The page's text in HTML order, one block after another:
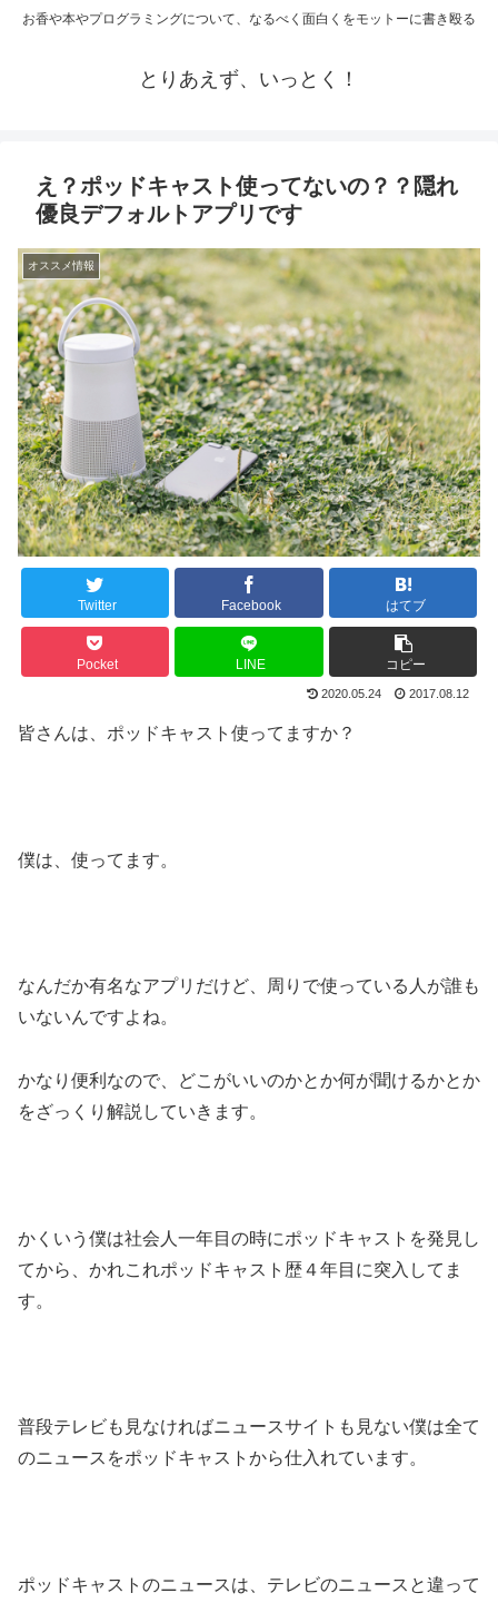
お香や本やプログラミングについて、なるべく面白くをモットーに書き殴る
とりあえず、いっとく！
え？ポッドキャスト使ってないの？？隠れ
優良デフォルトアプリです
オススメ情報
Twitter Facebook はてブ
Pocket LINE コピー
2020.05.24 2017.08.12
皆さんは、ポッドキャスト使ってますか？
僕は、使ってます。
なんだか有名なアプリだけど、周りで使っている人が誰も
いないんですよね。
かなり便利なので、どこがいいのかとか何が聞けるかとか
をざっくり解説していきます。
かくいう僕は社会人一年目の時にポッドキャストを発見し
てから、かれこれポッドキャスト歴４年目に突入してま
す。
普段テレビも見なければニュースサイトも見ない僕は全て
のニュースをポッドキャストから仕入れています。
ポッドキャストのニュースは、テレビのニュースと違って